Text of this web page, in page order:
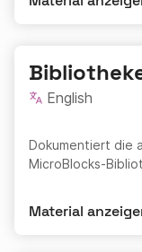
English
Dokumentiert die
MicroBlocks-
Material